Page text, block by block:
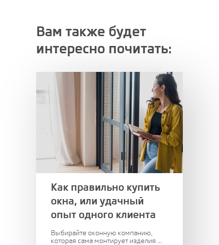
Вам также будет
интересно почитать:
Как правильно купить
окна, или удачный
опыт одного клиента
Выбирайте оконную компанию,
которая сама монтирует изделия ...